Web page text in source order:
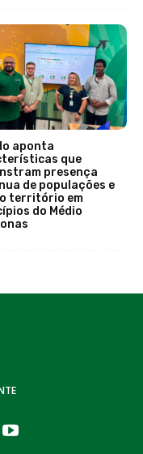
aponta
que
presença
de populações e
território em
do Médio